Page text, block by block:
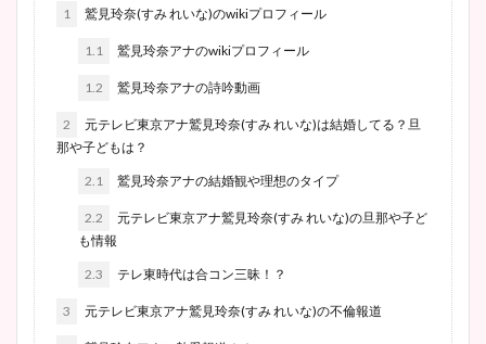
1 鷲見玲奈(すみ れいな)のwikiプロフィール
1.1 鷲見玲奈アナのwikiプロフィール
1.2 鷲見玲奈アナの詩吟動画
2
元テレビ東京アナ鷲見玲奈(すみ れいな)は結婚してる？旦
那や子どもは？
2.1 鷲見玲奈アナの結婚観や理想のタイプ
2.2
元テレビ東京アナ鷲見玲奈(すみ れいな)の旦那や子ど
も情報
2.3 テレ東時代は合コン三昧！？
3 元テレビ東京アナ鷲見玲奈(すみ れいな)の不倫報道